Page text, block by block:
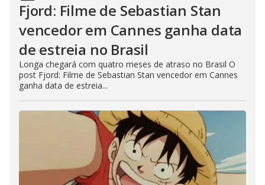
Fjord: Filme de Sebastian Stan
vencedor em Cannes ganha data
de estreia no Brasil
Longa chegará com quatro meses de atraso no Brasil O
post Fjord: Filme de Sebastian Stan vencedor em Cannes
ganha data de estreia...